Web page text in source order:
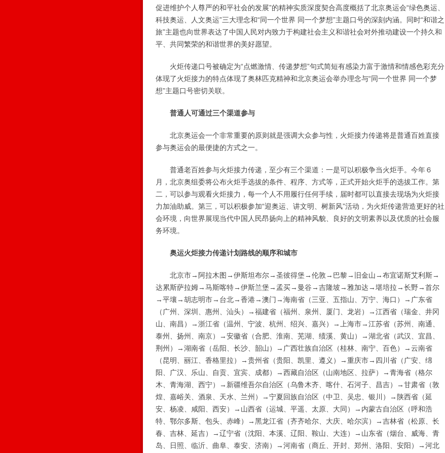
促进维护个人尊严的和平社会的发展”的精神实质深度契合高度概括了北京奥运会“绿色奥运、
科技奥运、人文奥运”三大理念和“同一个世界 同一个梦想”主题口号的深刻内涵。同时“和谐之
旅”主题也向世界表达了中国人民对内致力于构建社会主义和谐社会对外推动建设一个持久和
平、共同繁荣的和谐世界的美好愿望。
火炬传递口号被确定为“点燃激情、传递梦想”句式简短有感染力富于激情和情感色彩充分
体现了火炬接力的特点体现了奥林匹克精神和北京奥运会举办理念与“同一个世界 同一个梦
想”主题口号密切关联。
普通人可通过三个渠道参与
北京奥运会一个非常重要的原则就是强调大众参与性，火炬接力传递将是普通百姓直接
参与奥运会的最便捷的方式之一。
普通老百姓参与火炬接力传递，至少有三个渠道：一是可以积极争当火炬手。今年６
月，北京奥组委将公布火炬手选拔的条件、程序、方式等，正式开始火炬手的选拔工作。第
二，可以参与观看火炬接力，每一个人不用履行任何手续，届时都可以直接去现场为火炬接
力加油助威。第三，可以积极参加“迎奥运、讲文明、树新风”活动，为火炬传递营造更好的社
会环境，向世界展现当代中国人民昂扬向上的精神风貌、良好的文明素养以及优质的社会服
务环境。
奥运火炬接力传递计划路线的顺序和城市
北京市→阿拉木图→伊斯坦布尔→圣彼得堡→伦敦→巴黎→旧金山→布宜诺斯艾利斯→
达累斯萨拉姆→马斯喀特→伊斯兰堡→孟买→曼谷→吉隆坡→雅加达→堪培拉→长野→首尔
→平壤→胡志明市→台北→香港→澳门→海南省（三亚、五指山、万宁、海口）→广东省
（广州、深圳、惠州、汕头）→福建省（福州、泉州、厦门、龙岩）→江西省（瑞金、井冈
山、南昌）→浙江省（温州、宁波、杭州、绍兴、嘉兴）→上海市→江苏省（苏州、南通、
泰州、扬州、南京）→安徽省（合肥、淮南、芜湖、绩溪、黄山）→湖北省（武汉、宜昌、
荆州）→湖南省（岳阳、长沙、韶山）→广西壮族自治区（桂林、南宁、百色）→云南省
（昆明、丽江、香格里拉）→贵州省（贵阳、凯里、遵义）→重庆市→四川省（广安、绵
阳、广汉、乐山、自贡、宜宾、成都）→西藏自治区（山南地区、拉萨）→青海省（格尔
木、青海湖、西宁）→新疆维吾尔自治区（乌鲁木齐、喀什、石河子、昌吉）→甘肃省（敦
煌、嘉峪关、酒泉、天水、兰州）→宁夏回族自治区（中卫、吴忠、银川）→陕西省（延
安、杨凌、咸阳、西安）→山西省（运城、平遥、太原、大同）→内蒙古自治区（呼和浩
特、鄂尔多斯、包头、赤峰）→黑龙江省（齐齐哈尔、大庆、哈尔滨）→吉林省（松原、长
春、吉林、延吉）→辽宁省（沈阳、本溪、辽阳、鞍山、大连）→山东省（烟台、威海、青
岛、日照、临沂、曲阜、泰安、济南）→河南省（商丘、开封、郑州、洛阳、安阳）→河北